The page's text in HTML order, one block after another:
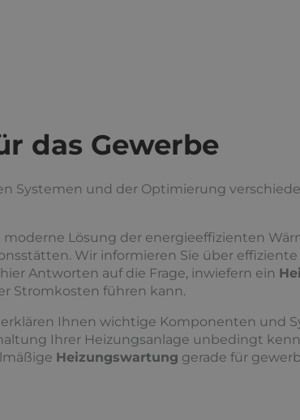
das Gewerbe
Systemen und der Optimierung
Lösung der energieeffizienten
Wir informieren Sie über
Antworten auf die Frage, inwiefern ein
Stromkosten führen kann.
erklären Ihnen wichtige Komponenten und
Ihrer Heizungsanlage unbedingt
Heizungswartung gerade für